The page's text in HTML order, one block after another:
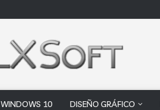
WINDOWS 10 DISEÑO GRÁFICO